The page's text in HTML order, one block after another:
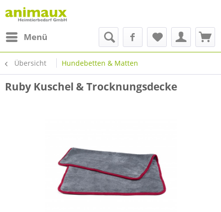
Menü
Übersicht Hundebetten & Matten
Ruby Kuschel & Trocknungsdecke